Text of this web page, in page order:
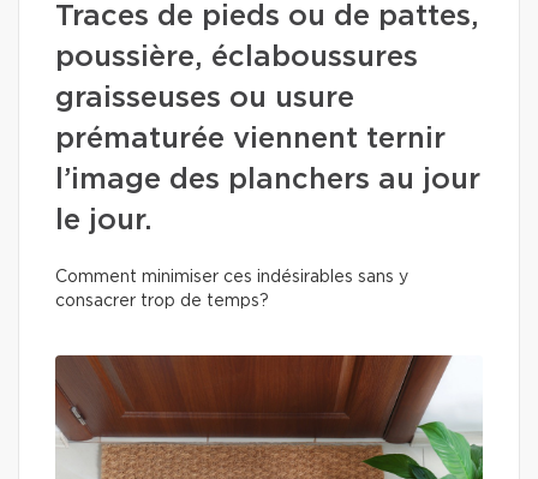
Traces de pieds ou de pattes,
poussière, éclaboussures
graisseuses ou usure
prématurée viennent ternir
l’image des planchers au jour
le jour.
Comment minimiser ces indésirables sans y
consacrer trop de temps?